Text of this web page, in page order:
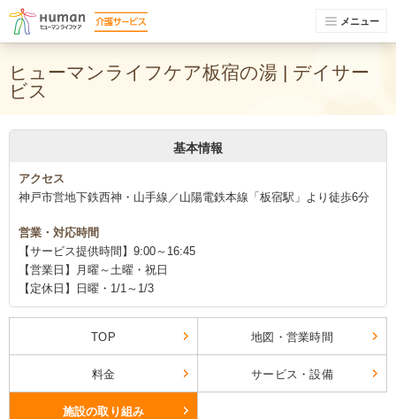
メニュー
ヒューマンライフケア板宿の湯 | デイサー
ビス
基本情報
アクセス
神戸市営地下鉄西神・山手線／山陽電鉄本線「板宿駅」より徒歩6分
営業・対応時間
【サービス提供時間】9:00～16:45
【営業日】月曜～土曜・祝日
【定休日】日曜・1/1～1/3
TOP 地図・営業時間
料金 サービス・設備
施設の取り組み